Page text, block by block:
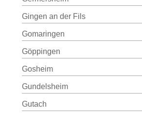
Gingen an der Fils
Gomaringen
Göppingen
Gosheim
Gundelsheim
Gutach